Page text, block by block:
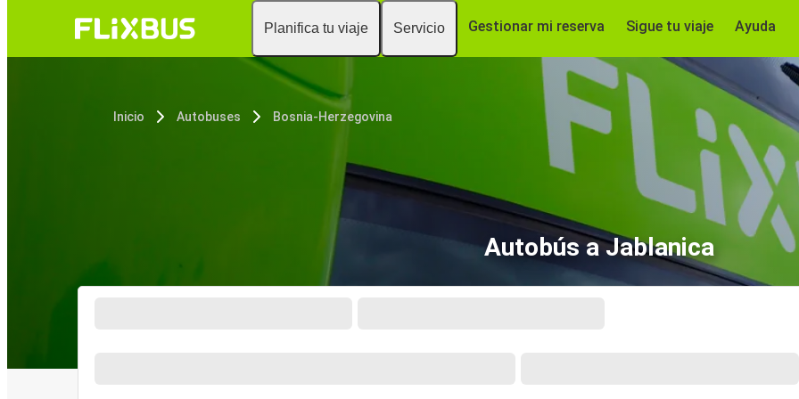
Planifica tu viaje Servicio Gestionar mi reserva Sigue tu viaje Ayuda
Inicio Autobuses Bosnia-Herzegovina
Autobús a Jablanica